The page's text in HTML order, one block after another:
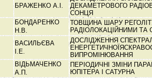
БРАЖЕНКО А.І.
ДЕКАМЕТРОВОГО
СОНЦЯ
БОНДАРЕНКО
Н.В.
ТОВЩИНА ШАРУ
РАДІОЛОКАЦІЙНИМИ
ВАСИЛЬЄВА
І.Е.
ДОСЛІДЖЕННЯ
ВИПРОМІНЮВАННЯ
ВІДЬМАЧЕНКО
А.П.
ПЕРІОДИЧНІ ЗМІНИ
ЮПІТЕРА І САТУРНА